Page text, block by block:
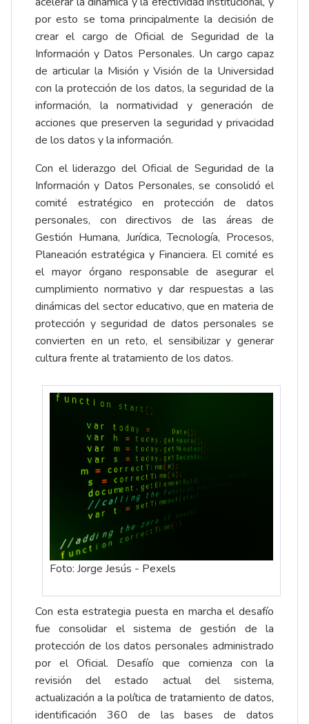
por esto se toma principalmente la decisión de
crear el cargo de Oficial de Seguridad de la
Información y Datos Personales. Un cargo capaz
de articular la Misión y Visión de la Universidad
con la protección de los datos, la seguridad de la
información, la normatividad y generación de
acciones que preserven la seguridad y privacidad
de los datos y la información.
Con el liderazgo del Oficial de Seguridad de la
Información y Datos Personales, se consolidó el
comité estratégico en protección de datos
personales, con directivos de las áreas de
Gestión Humana, Jurídica, Tecnología, Procesos,
Planeación estratégica y Financiera. El comité es
el mayor órgano responsable de asegurar el
cumplimiento normativo y dar respuestas a las
dinámicas del sector educativo, que en materia de
protección y seguridad de datos personales se
convierten en un reto, el sensibilizar y generar
cultura frente al tratamiento de los datos.
Foto: Jorge Jesús - Pexels
Con esta estrategia puesta en marcha el desafío
fue consolidar el sistema de gestión de la
protección de los datos personales administrado
por el Oficial. Desafío que comienza con la
revisión del estado actual del sistema,
actualización a la política de tratamiento de datos,
identificación 360 de las bases de datos